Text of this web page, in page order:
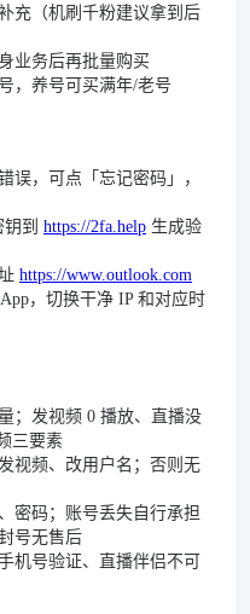
充（机刷千粉建议拿到后
业务后再批量购买
，养号可买满年/老号
误，可点「忘记密码」，
到 https://2fa.help 生成验
https://www.outlook.com
，切换干净 IP 和对应时
；发视频 0 播放、直播没
三要素
视频、改用户名；否则无
密码；账号丢失自行承担
号无售后
机号验证、直播伴侣不可